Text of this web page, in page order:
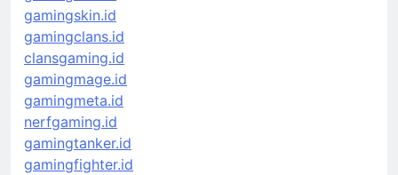
gamingskin.id
gamingclans.id
clansgaming.id
gamingmage.id
gamingmeta.id
nerfgaming.id
gamingtanker.id
gamingfighter.id